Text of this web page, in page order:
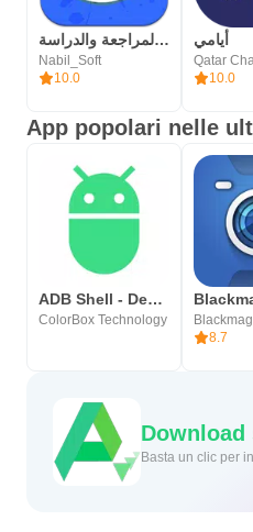
تنظيم المراجعة والدراسة
Nabil_Soft
10.0
أيامي
Qatar
10.0
App popolari nelle
ADB Shell - Debug Toolbox
ColorBox Technology
8.7